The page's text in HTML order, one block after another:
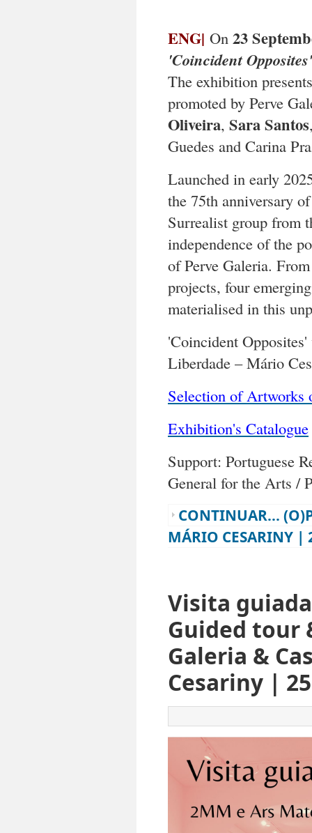
ENG| On 23
'Coincident Opposites'
The exhibition
promoted by Perve
Oliveira, Sara Santos
Guedes and Carina
Launched in early
the 75th anniversary
Surrealist group from
independence of the
of Perve Galeria.
projects, four
materialised in this
'Coincident
Liberdade – Mário
Selection of Artworks
Exhibition's Catalogue
Support: Portuguese
General for the Arts /
CONTINUAR...
MÁRIO CESARINY |
Visita
Guided tour
Galeria &
Cesariny |